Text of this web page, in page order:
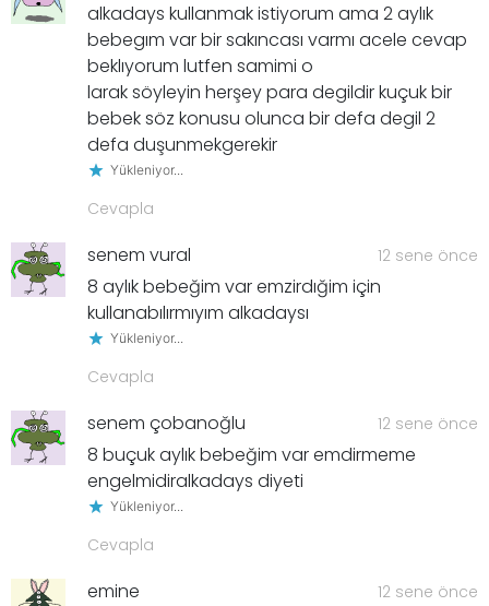
alkadays kullanmak istiyorum ama 2 aylık
bebegım var bir sakıncası varmı acele cevap
beklıyorum lutfen samimi o
larak söyleyin herşey para degildir kuçuk bir
bebek söz konusu olunca bir defa degil 2
defa duşunmekgerekir
Yükleniyor...
Cevapla
senem vural 12 sene önce
8 aylık bebeğim var emzirdığim için
kullanabılırmıyım alkadaysı
Yükleniyor...
Cevapla
senem çobanoğlu 12 sene önce
8 buçuk aylık bebeğim var emdirmeme
engelmidiralkadays diyeti
Yükleniyor...
Cevapla
emine 12 sene önce